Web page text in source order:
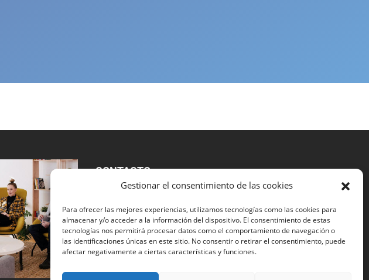
Gestionar el consentimiento de las cookies
Para ofrecer las mejores experiencias, utilizamos tecnologías como las cookies para
almacenar y/o acceder a la información del dispositivo. El consentimiento de estas
tecnologías nos permitirá procesar datos como el comportamiento de navegación o
las identificaciones únicas en este sitio. No consentir o retirar el consentimiento, puede
afectar negativamente a ciertas características y funciones.
CONTACTO
+34 615144768
seobuscador@gmail.com